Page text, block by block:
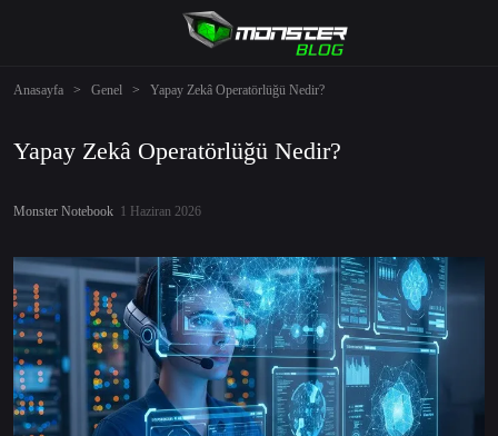
Anasayfa > Genel > Yapay Zekâ Operatörlüğü Nedir?
Yapay Zekâ Operatörlüğü Nedir?
Monster Notebook 1 Haziran 2026